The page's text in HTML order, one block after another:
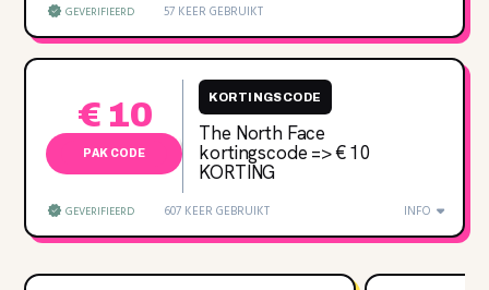
GEVERIFIEERD 57 KEER GEBRUIKT
€ 10
PAK CODE
KORTINGSCODE
The North Face
kortingscode => € 10
KORTING
GEVERIFIEERD 607 KEER GEBRUIKT INFO